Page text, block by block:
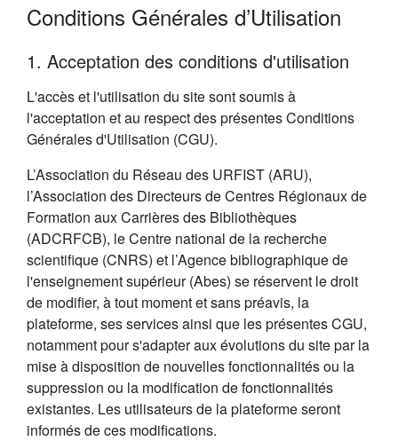
Conditions Générales d’Utilisation
1. Acceptation des conditions d'utilisation
L'accès et l'utilisation du site sont soumis à
l'acceptation et au respect des présentes Conditions
Générales d'Utilisation (CGU).
L’Association du Réseau des URFIST (ARU),
l’Association des Directeurs de Centres Régionaux de
Formation aux Carrières des Bibliothèques
(ADCRFCB), le Centre national de la recherche
scientifique (CNRS) et l’Agence bibliographique de
l'enseignement supérieur (Abes) se réservent le droit
de modifier, à tout moment et sans préavis, la
plateforme, ses services ainsi que les présentes CGU,
notamment pour s'adapter aux évolutions du site par la
mise à disposition de nouvelles fonctionnalités ou la
suppression ou la modification de fonctionnalités
existantes. Les utilisateurs de la plateforme seront
informés de ces modifications.